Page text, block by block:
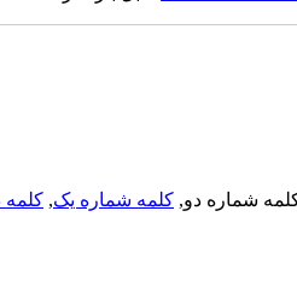
شماره دو, کلمه شماره یک, کلمه